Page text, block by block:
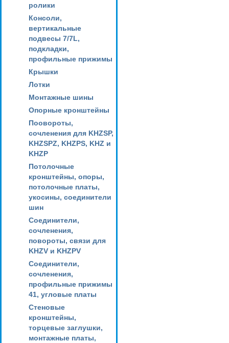
ролики
Консоли,
вертикальные
подвесы 7/7L,
подкладки,
профильные прижимы
Крышки
Лотки
Монтажные шины
Опорные кронштейны
Поовороты,
сочленения для KHZSP,
KHZSPZ, KHZPS, KHZ и
KHZP
Потолочные
кронштейны, опоры,
потолочные платы,
укосины, соединители
шин
Соединители,
сочленения,
повороты, связи для
KHZV и KHZPV
Соединители,
сочленения,
профильные прижимы
41, угловые платы
Стеновые
кронштейны,
торцевые заглушки,
монтажные платы,